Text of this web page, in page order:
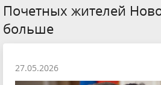
Почетных жителей
больше
27.05.2026